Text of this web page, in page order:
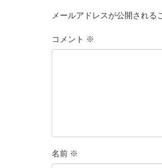
メールアドレスが公開される
コメント ※
名前 ※